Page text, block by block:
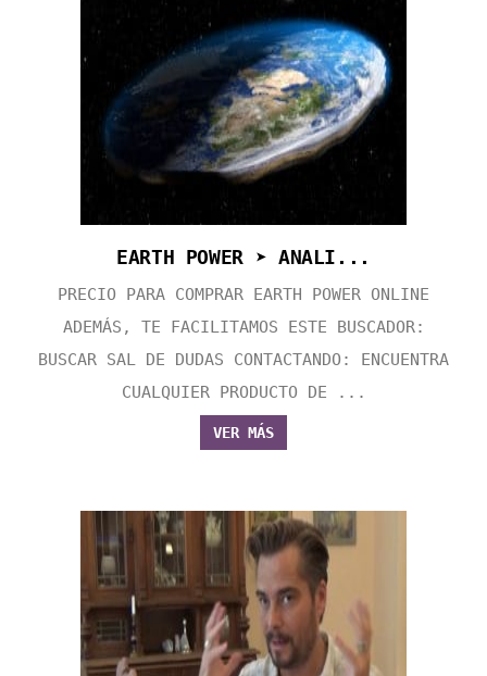
EARTH POWER ➤ ANALI...
PRECIO PARA COMPRAR EARTH POWER ONLINE
ADEMÁS, TE FACILITAMOS ESTE BUSCADOR:
BUSCAR SAL DE DUDAS CONTACTANDO: ENCUENTRA
CUALQUIER PRODUCTO DE ...
VER MÁS